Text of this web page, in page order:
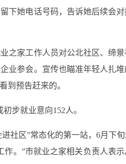
下她电话号码，告诉她后续会
之家工作人员对公北社区、缔
业参会。宣传也瞄准年轻人扎
到预告赶来的。
步就业意向152人。
社区”常态化的第一站，6月下
。”市就业之家相关负责人表